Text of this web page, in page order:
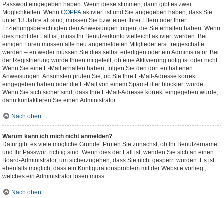
Passwort eingegeben haben. Wenn diese stimmen, dann gibt es zwei
Möglichkeiten. Wenn COPPA aktiviert ist und Sie angegeben haben, dass Sie
unter 13 Jahre alt sind, müssen Sie bzw. einer Ihrer Eltern oder Ihrer
Erziehungsberechtigten den Anweisungen folgen, die Sie erhalten haben. Wenn
dies nicht der Fall ist, muss Ihr Benutzerkonto vielleicht aktiviert werden. Bei
einigen Foren müssen alle neu angemeldeten Mitglieder erst freigeschaltet
werden – entweder müssen Sie dies selbst erledigen oder ein Administrator. Bei
der Registrierung wurde Ihnen mitgeteilt, ob eine Aktivierung nötig ist oder nicht.
Wenn Sie eine E-Mail erhalten haben, folgen Sie den dort enthaltenen
Anweisungen. Ansonsten prüfen Sie, ob Sie Ihre E-Mail-Adresse korrekt
eingegeben haben oder die E-Mail von einem Spam-Filter blockiert wurde.
Wenn Sie sich sicher sind, dass Ihre E-Mail-Adresse korrekt eingegeben wurde,
dann kontaktieren Sie einen Administrator.
Nach oben
Warum kann ich mich nicht anmelden?
Dafür gibt es viele mögliche Gründe. Prüfen Sie zunächst, ob Ihr Benutzername
und Ihr Passwort richtig sind. Wenn dies der Fall ist, wenden Sie sich an einen
Board-Administrator, um sicherzugehen, dass Sie nicht gesperrt wurden. Es ist
ebenfalls möglich, dass ein Konfigurationsproblem mit der Website vorliegt,
welches ein Administrator lösen muss.
Nach oben